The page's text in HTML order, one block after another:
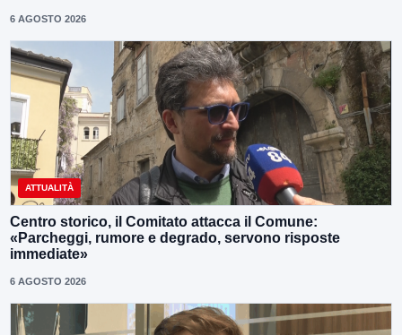
6 AGOSTO 2026
ATTUALITÀ
Centro storico, il Comitato attacca il Comune:
«Parcheggi, rumore e degrado, servono risposte
immediate»
6 AGOSTO 2026